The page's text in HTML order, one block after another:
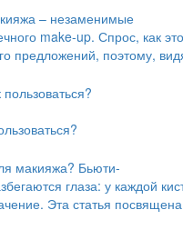
– незаменимые
make-up. Спрос, как это
предложений, поэтому,
макияжа? Бьюти-
глаза: у каждой
Эта статья посвящена